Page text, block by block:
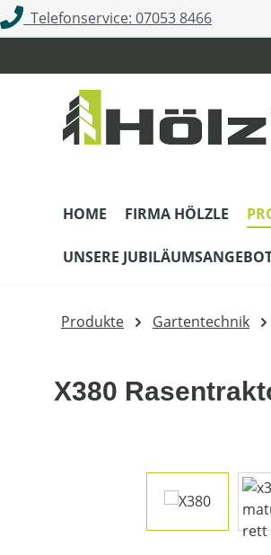
Hauptinhalt springen
Zur Suche springen
Zur Hauptnavigation springen
Telefonservice: 07053 8466
HOME FIRMA HÖLZLE
UNSERE
Produkte Gartentechnik
X380